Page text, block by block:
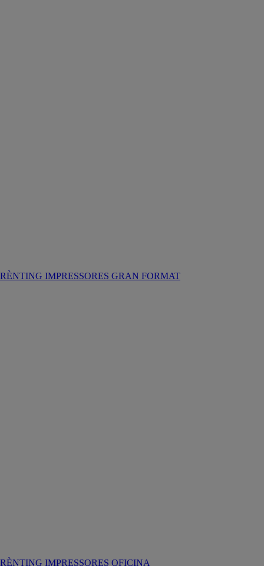
RÈNTING IMPRESSORES GRAN FORMAT
RÈNTING IMPRESSORES OFICINA